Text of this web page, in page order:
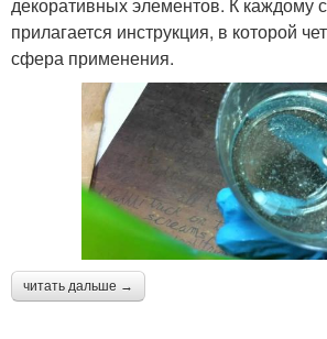
прилагается инструкция, в которой
сфера применения.
читать дальше →